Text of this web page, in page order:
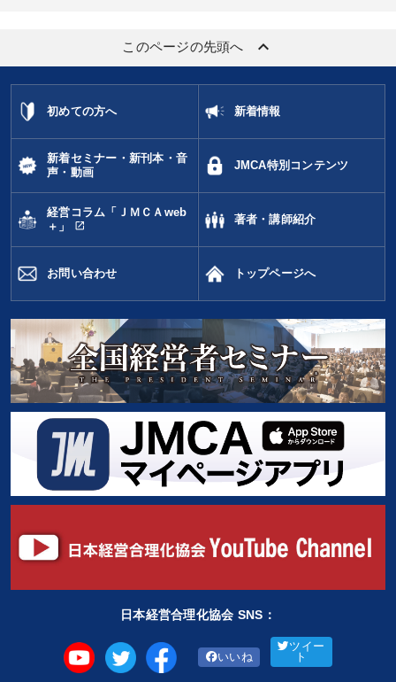
このページの先頭へ keyboard_arrow_up
初めての方へ 新着情報
新着セミナー・新刊本・音
声・動画
JMCA特別コンテンツ
経営コラム「ＪＭＣＡweb
＋」
open_in_new
著者・講師紹介
お問い合わせ トップページへ
日本経営合理化協会 SNS：
いいね
ツイー
ト